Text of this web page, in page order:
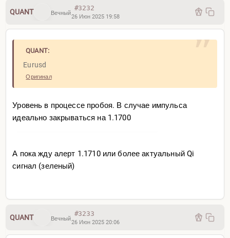
QUANT Вечный
#3232
26 Июн 2025 19:58
QUANT:
Eurusd
Оригинал
Уровень в процессе пробоя. В случае импульса
идеально закрываться на 1.1700
А пока жду алерт 1.1710 или более актуальный Qi
сигнал (зеленый)
QUANT Вечный
#3233
26 Июн 2025 20:06